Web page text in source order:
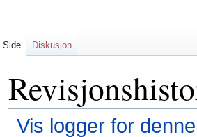
Vis logger for
Side Diskusjon